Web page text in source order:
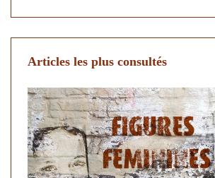
Articles les plus consultés